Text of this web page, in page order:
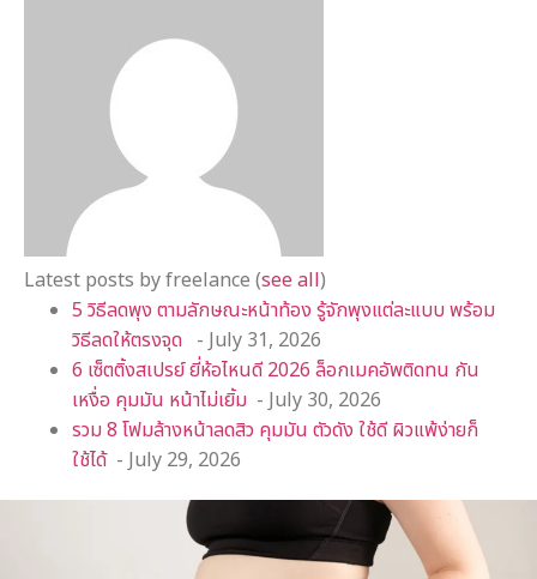
Latest posts by freelance (see all)
5 วิธีลดพุง ตามลักษณะหน้าท้อง รู้จักพุงแต่ละแบบ พร้อม
วิธีลดให้ตรงจุด - July 31, 2026
6 เซ็ตติ้งสเปรย์ ยี่ห้อไหนดี 2026 ล็อกเมคอัพติดทน กัน
เหงื่อ คุมมัน หน้าไม่เยิ้ม - July 30, 2026
รวม 8 โฟมล้างหน้าลดสิว คุมมัน ตัวดัง ใช้ดี ผิวแพ้ง่ายก็
ใช้ได้ - July 29, 2026